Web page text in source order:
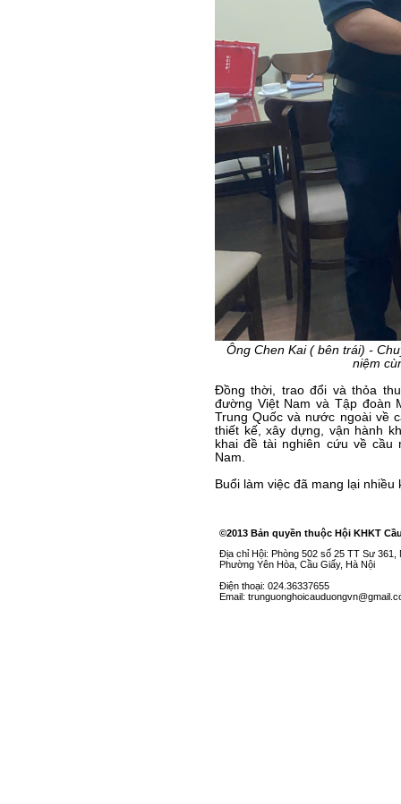
Ông Chen Kai ( bên trái) -
niệm
Đồng thời, trao đổi và thỏa
đường Việt Nam và Tập đoàn
Trung Quốc và nước ngoài về
thiết kế, xây dựng, vận hành
khai đề tài nghiên cứu về
Nam.
Buổi làm việc đã mang lại
©2013 Bản quyền thuộc Hội KHKT
Địa chỉ Hội: Phòng 502 số 25 TT Sư 361,
Phường Yên Hòa, Cầu Giấy, Hà Nội
Điện thoại: 024.36337655
Email: